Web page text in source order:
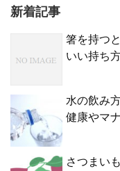
新着記事
箸を持つ
いい持ち
水の飲み
健康やマ
さつまい